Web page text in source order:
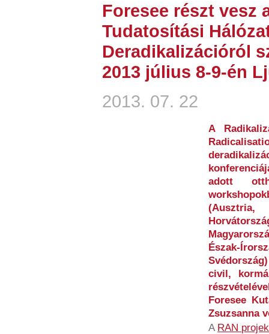
Foresee részt vesz
Tudatosítási
Deradikalizációról
2013 július 8-9-én
2013. 07. 22
A
adott
Észak-
civil,
Foresee
Zsuzsanna
A RAN